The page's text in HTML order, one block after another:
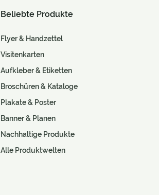
Beliebte Produkte
Flyer & Handzettel
Visitenkarten
Aufkleber & Etiketten
Broschüren & Kataloge
Plakate & Poster
Banner & Planen
Nachhaltige Produkte
Alle Produktwelten